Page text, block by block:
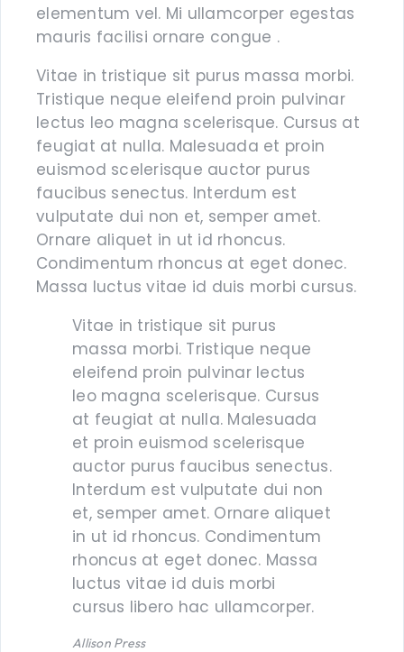
elementum vel. Mi ullamcorper egestas
mauris facilisi ornare congue .
Vitae in tristique sit purus massa morbi.
Tristique neque eleifend proin pulvinar
lectus leo magna scelerisque. Cursus at
feugiat at nulla. Malesuada et proin
euismod scelerisque auctor purus
faucibus senectus. Interdum est
vulputate dui non et, semper amet.
Ornare aliquet in ut id rhoncus.
Condimentum rhoncus at eget donec.
Massa luctus vitae id duis morbi cursus.
Vitae in tristique sit purus
massa morbi. Tristique neque
eleifend proin pulvinar lectus
leo magna scelerisque. Cursus
at feugiat at nulla. Malesuada
et proin euismod scelerisque
auctor purus faucibus senectus.
Interdum est vulputate dui non
et, semper amet. Ornare aliquet
in ut id rhoncus. Condimentum
rhoncus at eget donec. Massa
luctus vitae id duis morbi
cursus libero hac ullamcorper.
Allison Press